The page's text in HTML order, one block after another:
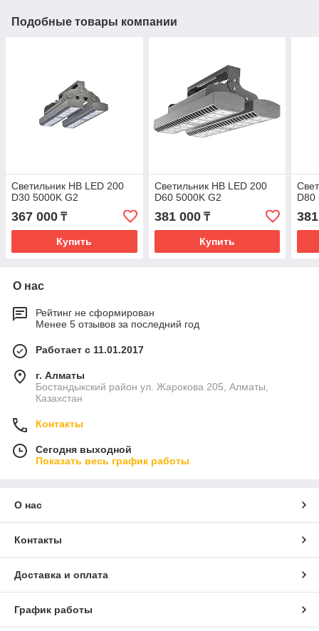
Подобные товары компании
Светильник HB LED 200
D30 5000K G2
367 000 ₸
Купить
Светильник HB LED 200
D60 5000K G2
381 000₸
Купить
D80
О нас
Рейтинг не сформирован
Менее 5 отзывов за последний год
Работает с 11.01.2017
г. Алматы
Бостандыкский район ул. Жарокова 205, Алматы,
Казахстан
Контакты
Сегодня выходной
Показать весь график работы
О нас
Контакты
Доставка и оплата
График работы